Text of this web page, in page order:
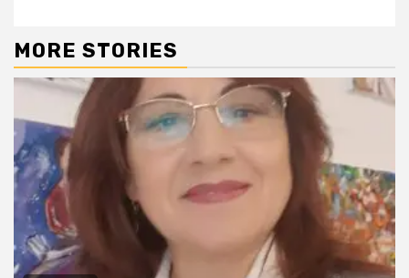
MORE STORIES